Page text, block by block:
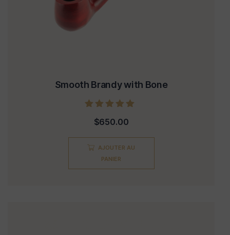
Smooth Brandy with Bone
5.00
$650.00
AJOUTER AU
PANIER